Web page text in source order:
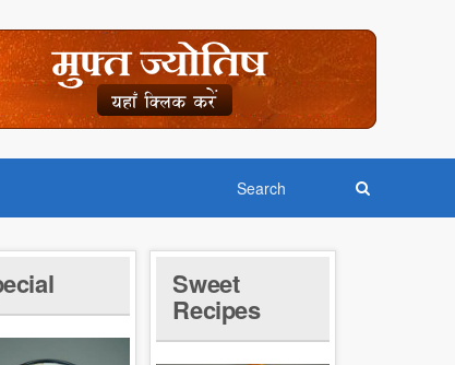
Sweet
Recipes